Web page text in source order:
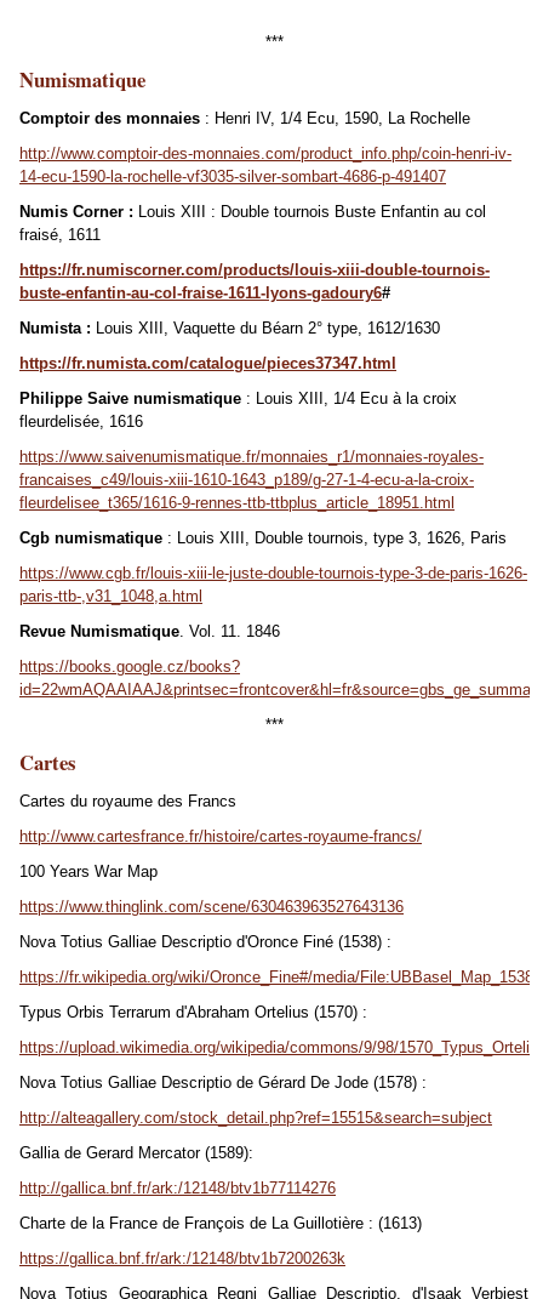
***
Numismatique
Comptoir des monnaies : Henri IV, 1/4 Ecu, 1590, La Rochelle
http://www.comptoir-des-monnaies.com/product_info.php/coin-henri-iv-
14-ecu-1590-la-rochelle-vf3035-silver-sombart-4686-p-491407
Numis Corner : Louis XIII : Double tournois Buste Enfantin au col
fraisé, 1611
https://fr.numiscorner.com/products/louis-xiii-double-tournois-
buste-enfantin-au-col-fraise-1611-lyons-gadoury6#
Numista : Louis XIII, Vaquette du Béarn 2° type, 1612/1630
https://fr.numista.com/catalogue/pieces37347.html
Philippe Saive numismatique : Louis XIII, 1/4 Ecu à la croix
fleurdelisée, 1616
https://www.saivenumismatique.fr/monnaies_r1/monnaies-royales-
francaises_c49/louis-xiii-1610-1643_p189/g-27-1-4-ecu-a-la-croix-
fleurdelisee_t365/1616-9-rennes-ttb-ttbplus_article_18951.html
Cgb numismatique : Louis XIII, Double tournois, type 3, 1626, Paris
https://www.cgb.fr/louis-xiii-le-juste-double-tournois-type-3-de-paris-1626-
paris-ttb-,v31_1048,a.html
Revue Numismatique. Vol. 11. 1846
https://books.google.cz/books?
***
Cartes
Cartes du royaume des Francs
http://www.cartesfrance.fr/histoire/cartes-royaume-francs/
100 Years War Map
https://www.thinglink.com/scene/630463963527643136
Nova Totius Galliae Descriptio d'Oronce Finé (1538) :
https://fr.wikipedia.org/wiki/Oronce_Fine#/media/
Typus Orbis Terrarum d'Abraham Ortelius (1570) :
https://upload.wikimedia.org/wikipedia/commons/9/98/
Nova Totius Galliae Descriptio de Gérard De Jode (1578) :
http://alteagallery.com/stock_detail.php?ref=15515&search=subject
Gallia de Gerard Mercator (1589):
http://gallica.bnf.fr/ark:/12148/btv1b77114276
Charte de la France de François de La Guillotière : (1613)
https://gallica.bnf.fr/ark:/12148/btv1b7200263k
Nova Totius Geographica Regni Galliae Descriptio, d'Isaak Verbiest